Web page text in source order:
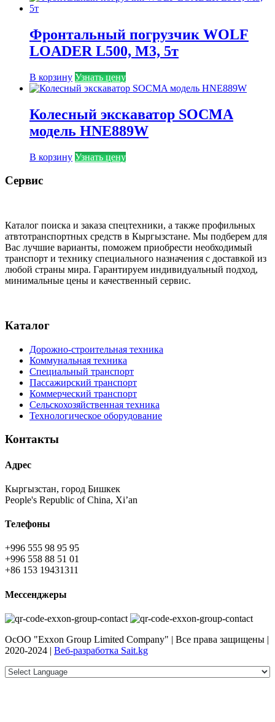
Фронтальный погрузчик WOLF
LOADER L500, М3, 5т
В корзину Узнать цену
Колесный экскаватор SOCMA
модель HNE889W
В корзину Узнать цену
Сервис
Каталог поиска и заказа спецтехники, а также профильных
атвтотранспортных средств в Кыргызстане. Мы подберем для
Вас лучшие варианты, поможем приобрести необходимый
транспорт и технику специального назначения с доставкой из
любой страны мира. Гарантируем индивидуальный подход,
минимальные цены и качественный сервис.
Каталог
Дорожно-строительная техника
Коммунальная техника
Специальный транспорт
Пассажирский транспорт
Коммерческий транспорт
Сельскохозяйственная техника
Технологическое оборудование
Контакты
Адрес
Кыргызстан, город Бишкек
People's Republic of China, Xi’an
Телефоны
+996 555 98 95 95
+996 558 88 51 01
+86 153 19431311
Мессенджеры
ОсОО "Exxon Group Limited Company" | Все права защищены |
2020-2024 | Веб-разработка Sait.kg